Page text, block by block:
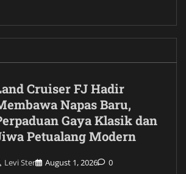
Cruiser FJ Hadir
Napas Baru,
Gaya Klasik dan
Petualang Modern
Levi Ster August 1, 2026 0